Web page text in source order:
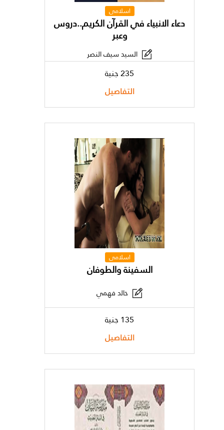
اسلامى
دعاء الانبياء في القرآن الكريم..دروس
وعبر
السيد سيف النصر
235 جنية
التفاصيل
اسلامى
السفينة والطوفان
خالد فهمي
135 جنية
التفاصيل